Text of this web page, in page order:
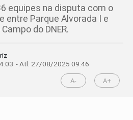
equipes na disputa com o
entre Parque Alvorada I e
do DNER.
- Atl. 27/08/2025 09:46
A- A+